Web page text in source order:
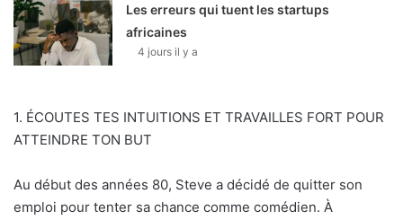
Les erreurs qui tuent les startups
africaines
4 jours il y a
1. ÉCOUTES TES INTUITIONS ET TRAVAILLES FORT POUR
ATTEINDRE TON BUT
Au début des années 80, Steve a décidé de quitter son
emploi pour tenter sa chance comme comédien. À